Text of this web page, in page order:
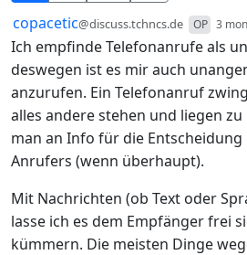
by
copacetic@discuss.tchncs.de OP 3
Ich empfinde Telefonanrufe als
deswegen ist es mir auch
anzurufen. Ein Telefonanruf
alles andere stehen und liegen zu
man an Info für die
Anrufers (wenn überhaupt).
Mit Nachrichten (ob Text oder
lasse ich es dem Empfänger frei
kümmern. Die meisten Dinge